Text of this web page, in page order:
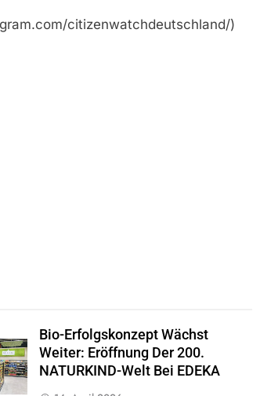
citizenwatchdeutschland/)
Bio-Erfolgskonzept Wächst
Weiter: Eröffnung Der 200.
NATURKIND-Welt Bei EDEKA